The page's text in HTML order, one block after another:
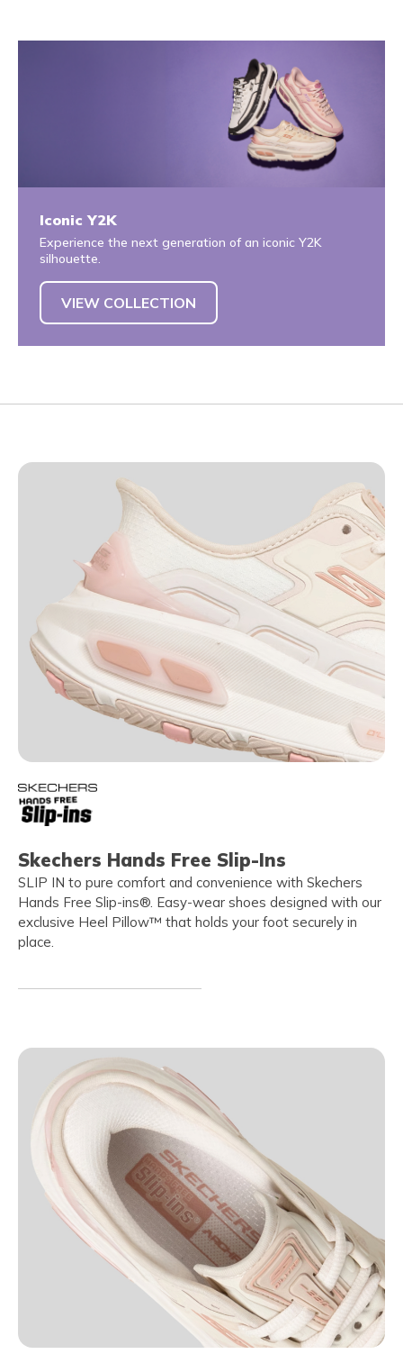
Iconic Y2K
Experience the next generation of an iconic Y2K
silhouette.
VIEW COLLECTION
Skechers Hands Free Slip-Ins
SLIP IN to pure comfort and convenience with Skechers
Hands Free Slip-ins®. Easy-wear shoes designed with our
exclusive Heel Pillow™ that holds your foot securely in
place.